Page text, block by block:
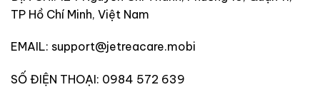
TP Hồ Chí Minh, Việt Nam
EMAIL: support@jetreacare.mobi
SỐ ĐIỆN THOẠI: 0984 572 639